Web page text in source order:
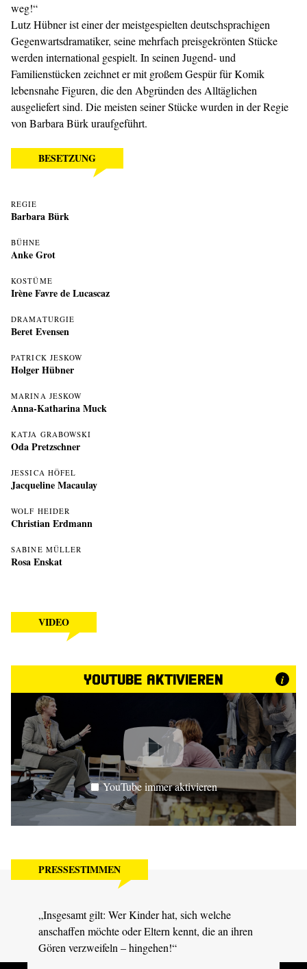
weg!“
Lutz Hübnerist einer der meistgespielten deutschsprachigen
Gegenwartsdramatiker, seine mehrfach preisgekrönten Stücke
werden international gespielt. In seinen Jugend- und
Familienstücken zeichnet er mit großem Gespür für Komik
lebensnahe Figuren, die den Abgründen des Alltäglichen
ausgeliefert sind. Die meisten seiner Stücke wurden in der Regie
von Barbara Bürk uraufgeführt.
BESETZUNG
REGIE
Barbara Bürk
BÜHNE
Anke Grot
KOSTÜME
Irène Favre de Lucascaz
DRAMATURGIE
Beret Evensen
PATRICK JESKOW
Holger Hübner
MARINA JESKOW
Anna-Katharina Muck
KATJA GRABOWSKI
Oda Pretzschner
JESSICA HÖFEL
Jacqueline Macaulay
WOLF HEIDER
Christian Erdmann
SABINE MÜLLER
Rosa Enskat
VIDEO
YouTube aktivieren i
YouTube immer aktivieren
PRESSESTIMMEN
„Insgesamt gilt: Wer Kinder hat, sich welche
anschaffen möchte oder Eltern kennt, die an ihren
Gören verzweifeln – hingehen!“